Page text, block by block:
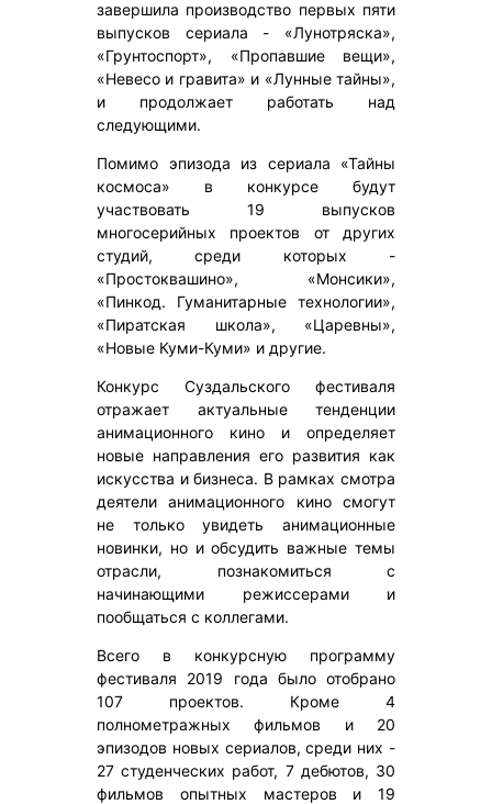
завершила производство первых пяти
выпусков сериала - «Лунотряска»,
«Грунтоспорт», «Пропавшие вещи»,
«Невесо и гравита» и «Лунные тайны»,
и продолжает работать над
следующими.
Помимо эпизода из сериала «Тайны
космоса» в конкурсе будут
участвовать 19 выпусков
многосерийных проектов от других
студий, среди которых -
«Простоквашино», «Монсики»,
«Пинкод. Гуманитарные технологии»,
«Пиратская школа», «Царевны»,
«Новые Куми-Куми» и другие.
Конкурс Суздальского фестиваля
отражает актуальные тенденции
анимационного кино и определяет
новые направления его развития как
искусства и бизнеса. В рамках смотра
деятели анимационного кино смогут
не только увидеть анимационные
новинки, но и обсудить важные темы
отрасли, познакомиться с
начинающими режиссерами и
пообщаться с коллегами.
Всего в конкурсную программу
фестиваля 2019 года было отобрано
107 проектов. Кроме 4
полнометражных фильмов и 20
эпизодов новых сериалов, среди них -
27 студенческих работ, 7 дебютов, 30
фильмов опытных мастеров и 19